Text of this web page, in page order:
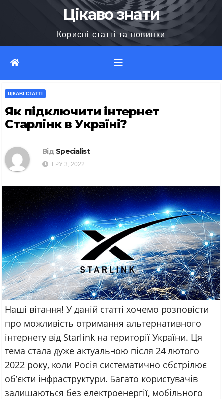
Цікаво знати
Корисні статті та новинки
ЦІКАВІ СТАТТІ
Як підключити інтернет
Старлінк в Україні?
Від Specialist
ГРУ 3, 2022
Наші вітання! У даній статті хочемо розповісти
про можливість отримання альтернативного
інтернету від Starlink на території України. Ця
тема стала дуже актуальною після 24 лютого
2022 року, коли Росія систематично обстрілює
об’єкти інфраструктури. Багато користувачів
залишаються без електроенергії, мобільного